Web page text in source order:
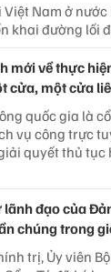
Nam ở
khai đường lối
mới về thực
cửa, một cửa
quốc gia là
vụ công trực
quyết thủ
đạo của
chúng trong
trị, Ủy viên